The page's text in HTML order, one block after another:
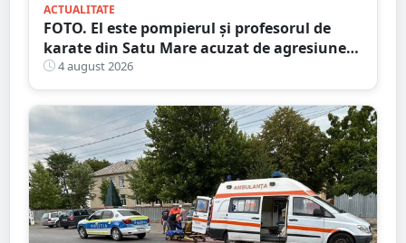
ACTUALITATE
FOTO. El este pompierul și profesorul de
karate din Satu Mare acuzat de agresiune
intimă asupra unui minor
4 august 2026